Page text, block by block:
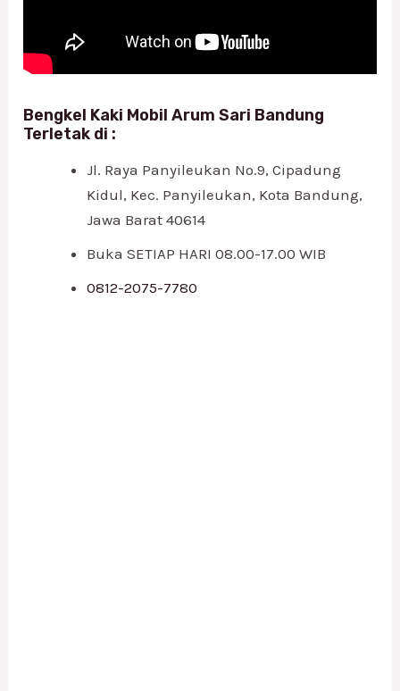
Bengkel Kaki Mobil Arum Sari Bandung
Terletak di :
Jl. Raya Panyileukan No.9, Cipadung
Kidul, Kec. Panyileukan, Kota Bandung,
Jawa Barat 40614
Buka SETIAP HARI 08.00-17.00 WIB
0812-2075-7780